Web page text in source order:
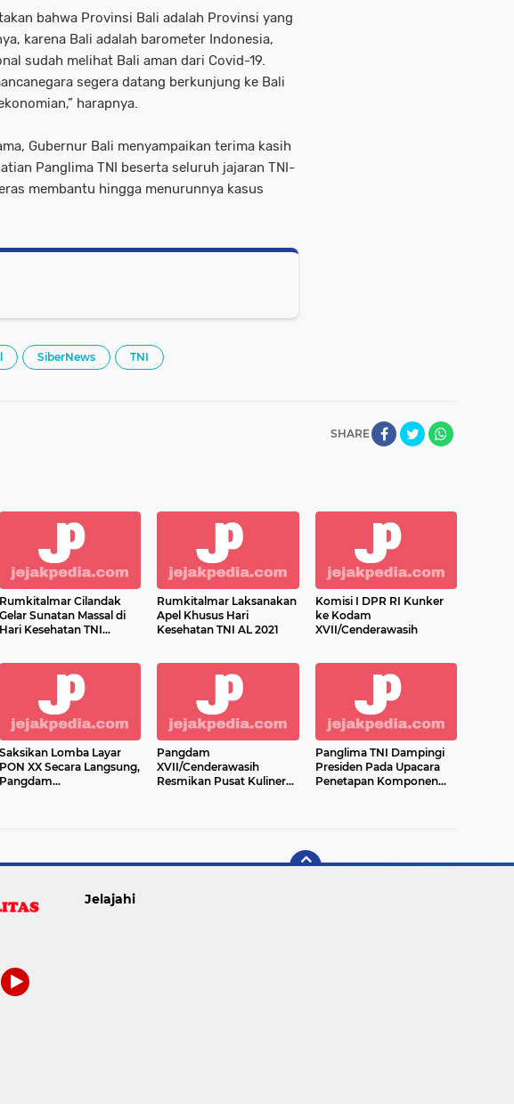
bahwa Provinsi Bali adalah Provinsi yang
karena Bali adalah barometer Indonesia,
sudah melihat Bali aman dari Covid-19.
segera datang berkunjung ke Bali
harapnya.
Gubernur Bali menyampaikan terima kasih
Panglima TNI beserta seluruh jajaran TNI-
membantu hingga menurunnya kasus
SiberNews TNI
SHARE
Rumkitalmar Cilandak
Gelar Sunatan Massal di
Hari Kesehatan TNI
Rumkitalmar Laksanakan
Apel Khusus Hari
Kesehatan TNI AL 2021
Komisi I DPR RI Kunker
ke Kodam
XVII/Cenderawasih
Saksikan Lomba Layar
PON XX Secara Langsung,
Pangdam
Pangdam
XVII/Cenderawasih
Resmikan Pusat Kuliner
Panglima TNI Dampingi
Presiden Pada Upacara
Penetapan Komponen
Jelajahi